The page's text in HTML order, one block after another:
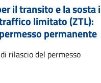
il transito e la sosta
limitato (ZTL):
permanente
rilascio del permesso